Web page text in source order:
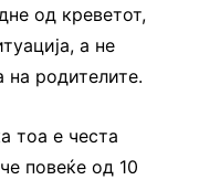
од креветот,
а не
на родителите.
тоа е честа
повеќе од 10